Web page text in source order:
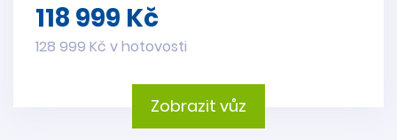
118 999 Kč
128 999 Kč v hotovosti
Zobrazit vůz